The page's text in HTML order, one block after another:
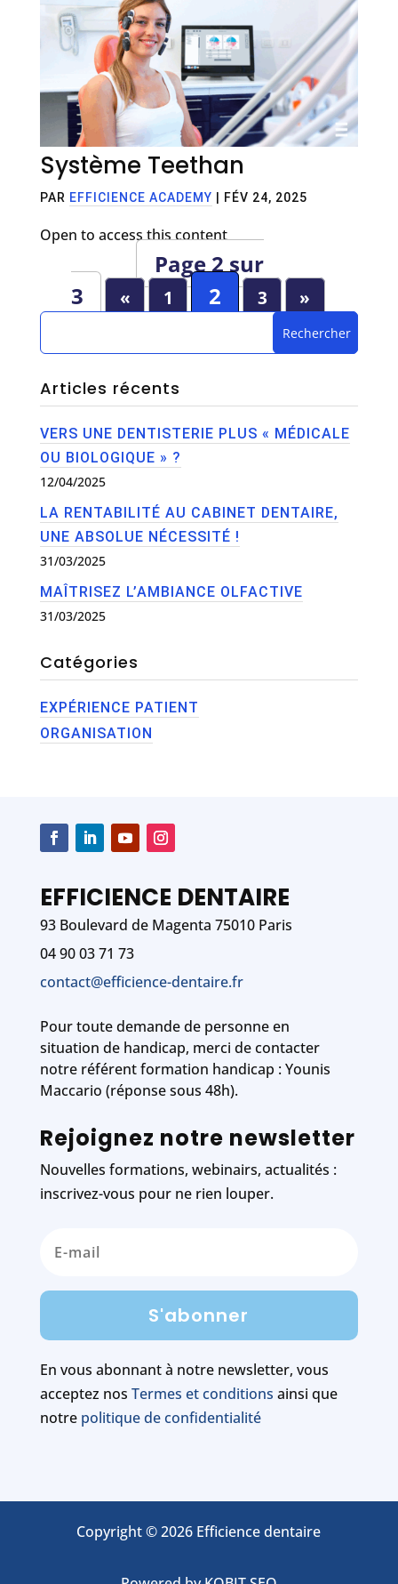
Système Teethan
PAR EFFICIENCE ACADEMY FÉV 24, 2025
Open to access this content
Page 2 sur
3
« 1 2 3 »
Articles récents
VERS UNE DENTISTERIE PLUS « MÉDICALE
OU BIOLOGIQUE » ?
12/04/2025
LA RENTABILITÉ AU CABINET DENTAIRE,
UNE ABSOLUE NÉCESSITÉ !
31/03/2025
MAÎTRISEZ L’AMBIANCE OLFACTIVE
31/03/2025
Catégories
EXPÉRIENCE PATIENT
ORGANISATION
EFFICIENCE DENTAIRE
93 Boulevard de Magenta 75010 Paris
04 90 03 71 73
contact@efficience-dentaire.fr
Pour toute demande de personne en
situation de handicap, merci de contacter
notre référent formation handicap : Younis
Maccario (réponse sous 48h).
Rejoignez notre newsletter
Nouvelles formations, webinairs, actualités :
inscrivez-vous pour ne rien louper.
S'abonner
En vous abonnant à notre newsletter, vous
acceptez nos Termes et conditions ainsi que
notre politique de confidentialité
Copyright © 2026 Efficience dentaire